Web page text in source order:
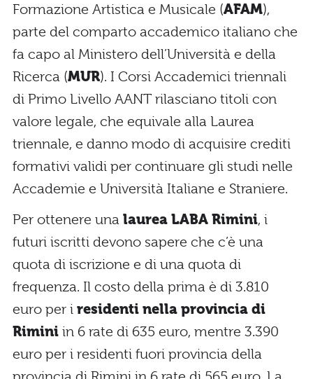
Formazione Artistica e Musicale (AFAM),
parte del comparto accademico italiano che
fa capo al Ministero dell’Università e della
Ricerca (MUR). I Corsi Accademici triennali
di Primo Livello AANT rilasciano titoli con
valore legale, che equivale alla Laurea
triennale, e danno modo di acquisire crediti
formativi validi per continuare gli studi nelle
Accademie e Università Italiane e Straniere.
Per ottenere una laurea LABA Rimini, i
futuri iscritti devono sapere che c’è una
quota di iscrizione e di una quota di
frequenza. Il costo della prima è di 3.810
euro per i residenti nella provincia di
Rimini in 6 rate di 635 euro, mentre 3.390
euro per i residenti fuori provincia della